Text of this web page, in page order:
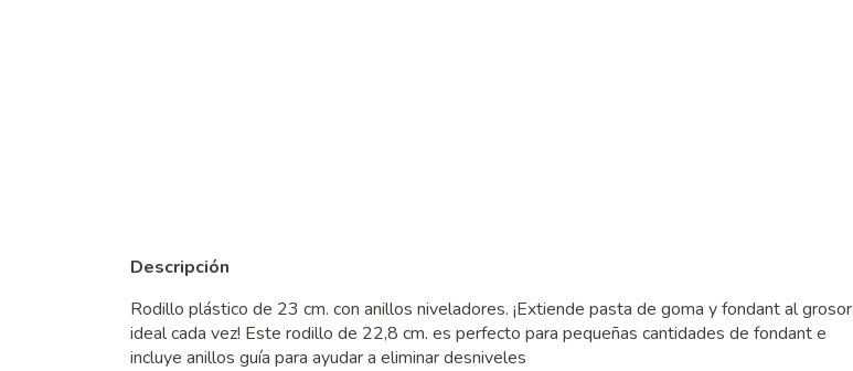
Descripción
Rodillo plástico de 23 cm. con anillos niveladores. ¡Extiende pasta de goma y fondant al grosor
ideal cada vez! Este rodillo de 22,8 cm. es perfecto para pequeñas cantidades de fondant e
incluye anillos guía para ayudar a eliminar desniveles